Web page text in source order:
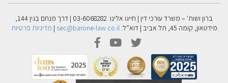
ברון ושות' – משרד עורכי דין | חייגו אלינו: 03-6068282 | דרך מנחם בגין 144,
מידטאון, קומה 45, תל אביב | דוא”ל:
sec@barone-law.co.il
| מדיניות פרטיות
twitter
youtube